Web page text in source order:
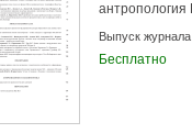
антропология
Выпуск журнала
Бесплатно